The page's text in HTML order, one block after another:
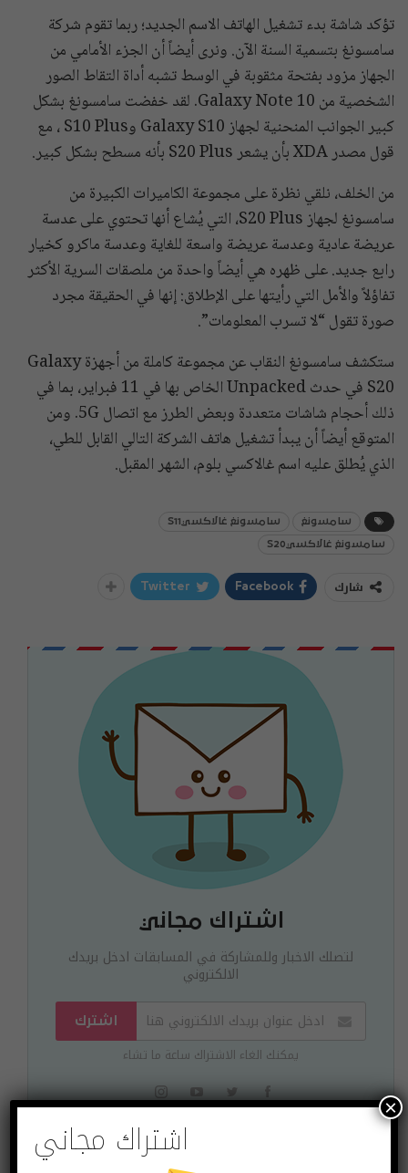
تؤكد شاشة بدء تشغيل الهاتف الاسم الجديد؛ ربما تقوم شركة
سامسونغ بتسمية السنة الآن. ونرى أيضاً أن الجزء الأمامي من
الجهاز مزود بفتحة مثقوبة في الوسط تشبه أداة التقاط الصور
الشخصية من Galaxy Note 10. لقد خفضت سامسونغ بشكل
كبير الجوانب المنحنية لجهاز Galaxy S10 وS10 Plus ، مع
قول مصدر XDA بأن يشعر S20 Plus بأنه مسطح بشكل كبير.
من الخلف، نلقي نظرة على مجموعة الكاميرات الكبيرة من
سامسونغ لجهاز S20 Plus، التي يُشاع أنها تحتوي على عدسة
عريضة عادية وعدسة عريضة واسعة للغاية وعدسة ماكرو كخيار
رابع جديد. على ظهره هي أيضاً واحدة من ملصقات السرية الأكثر
تفاؤلاً والأمل التي رأيتها على الإطلاق: إنها في الحقيقة مجرد
صورة تقول “لا تسرب المعلومات”.
ستكشف سامسونغ النقاب عن مجموعة كاملة من أجهزة Galaxy
S20 في حدث Unpacked الخاص بها في 11 فبراير، بما في
ذلك أحجام شاشات متعددة وبعض الطرز مع اتصال 5G. ومن
المتوقع أيضاً أن يبدأ تشغيل هاتف الشركة التالي القابل للطي،
الذي يُطلق عليه اسم غالاكسي بلوم، الشهر المقبل.
سامسونغ سامسونغ غالاكسيS11
سامسونغ غالاكسيS20
شارك Facebook
Twitter
اشتراك مجاني
لتصلك الاخبار وللمشاركة في المسابقات ادخل بريدك
الالكتروني
اشترك
يمكنك الغاء الاشتراك ساعة ما تشاء
اشتراك مجاني
×